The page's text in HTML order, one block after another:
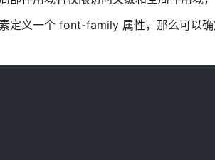
定义一个 font-family 属性，那么可以